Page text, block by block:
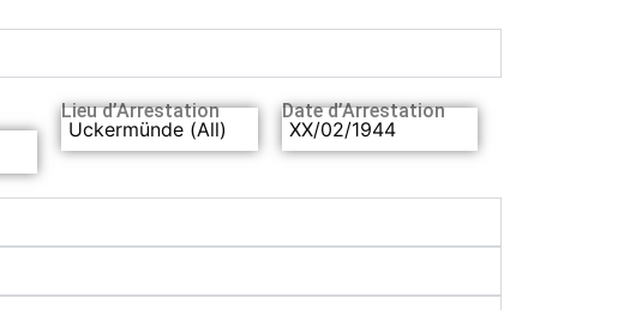
Lieu d’Arrestation
Uckermünde (All)
Date d’Arrestation
XX/02/1944